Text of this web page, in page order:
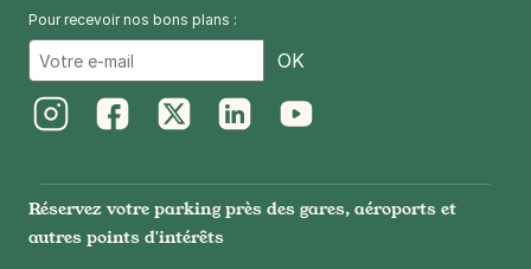
Pour recevoir nos bons plans :
OK
Réservez votre parking près des gares, aéroports et
autres points d'intérêts